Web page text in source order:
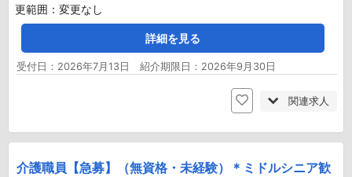
更範囲：変更なし
詳細を見る
受付日：2026年7月13日 紹介期限日：2026年9月30日
関連求人
介護職員【急募】（無資格・未経験）＊ミドルシニア歓